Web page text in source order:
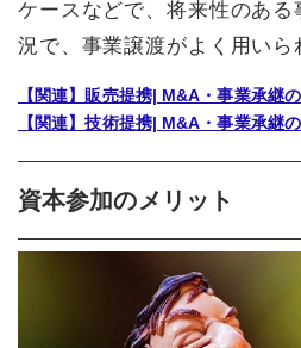
ケースなどで、将来性のあ
況で、事業譲渡がよく用いら
【関連】販売提携| M&A・事業承継
【関連】技術提携| M&A・事業承継
資本参加のメリット